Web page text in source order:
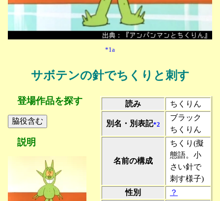
*1a
サボテンの針でちくりと刺す
読み ちくりん
別名・別表記*2
ブラック
ちくりん
名前の構成
ちくり(擬
態語。小
さい針で
刺す様子)
性別
？
登場作品を探す
説明